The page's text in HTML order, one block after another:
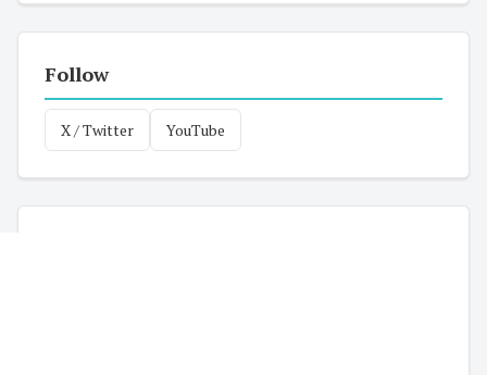
Follow
X / Twitter YouTube